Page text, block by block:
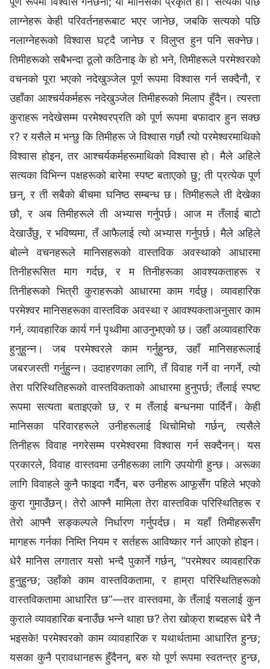
लाग्नेहरू केही परिवर्तनहरूबाट भएर जानेछ, जबकि सत्यको पछि
नलाग्नेहरूको विश्‍वास घट्दै जानेछ र विलुप्त हुन पनि सक्‍नेछ।
तिमीहरूको सबैभन्दा ठूलो कठिनाइ के हो भने, तिमीहरूले परमेश्‍वरको
वचनको पूरा भएको नदेखुञ्जेल पूर्ण रूपमा विश्‍वास गर्न सक्दैनौ, र
उहाँका आश्‍चर्यकर्महरू नदेखुञ्जेल तिमीहरूको मिलाप हुँदैन। त्यस्ता
कुराहरू नदेखेसम्म परमेश्‍वरप्रति को पूर्ण रूपमा बफादार हुन सक्छ
र? र यसैले म भन्छु कि तिमीहरू जे विश्‍वास गर्छौ त्यो परमेश्‍वरमाथिको
विश्‍वास होइन, तर आश्‍चर्यकर्महरूमाथिको विश्‍वास हो। मैले अहिले
सत्यका विभिन्न पक्षहरूको बारेमा स्पष्ट बताएको छु; ती प्रत्येक पूर्ण
छन्, र ती सबैको बीचमा घनिष्ठ सम्बन्ध छ। तिमीहरूले ती देखेका
छौ, र अब तिमीहरूले ती अभ्यास गर्नुपर्छ। आज म तँलाई बाटो
देखाउँछु, र भविष्यमा, तँ आफैलाई त्यो अभ्यास गर्नुपर्छ। मैले अहिले
बोल्ने वचनहरूले मानिसहरूको वास्तविक अवस्थाको आधारमा
तिनीहरूसित माग गर्दछ, र म तिनीहरूका आवश्यकताहरू र
तिनीहरूको भित्री कुराहरूको आधारमा काम गर्दछु। व्यावहारिक
परमेश्‍वर मानिसहरूका वास्तविक अवस्था र आवश्यकताअनुसार काम
गर्न, व्यावहारिक कार्य गर्न पृथ्वीमा आउनुभएको छ। उहाँ अव्यावहारिक
हुनुहुन्न। जब परमेश्‍वरले काम गर्नुहुन्छ, उहाँ मानिसहरूलाई
जबरजस्ती गर्नुहुन्न। उदाहरणका लागि, तँ विवाह गर्ने वा नगर्ने, त्यो
तेरा परिस्थितिहरूको वास्तविकताको आधारमा हुनुपर्छ; तँलाई स्पष्ट
रूपमा सत्यता बताइएको छ, र म तँलाई बन्धनमा पार्दिनँ। केही
मानिसका परिवारहरूले उनीहरूलाई थिचोमिचो गर्छन्, त्यसैले
तिनीहरू विवाह नगरेसम्म परमेश्‍वरमा विश्‍वास गर्न सक्दैनन्। यस
प्रकारले, विवाह वास्तवमा उनीहरूका लागि उपयोगी हुन्छ। अरूका
लागि विवाहले कुनै फाइदा गर्दैन, बरु उनीहरू आफूसँग पहिले भएको
कुरा गुमाउँछन्। तेरो आफ्नै मामिला तेरा वास्तविक परिस्थितिहरू र
तेरो आफ्नै सङ्कल्पले निर्धारण गर्नुपर्दछ। म यहाँ तिमीहरूसँग
मागहरू गर्नका निम्ति नियम र सर्तहरू आविष्कार गर्न आएको होइन।
धेरै मानिस लगातार यसो भन्दै पुकार्ने गर्छन्, “परमेश्‍वर व्यावहारिक
हुनुहुन्छ; उहाँको काम वास्तविकतामा, र हाम्रा परिस्थितिहरूको
वास्तविकतामा आधारित छ”—तर वास्तवमा, के तँलाई यसलाई कुन
कुराले व्यावहारिक बनाउँछ भन्ने थाहा छ? तेरा खोक्रा शब्दहरू धेरै नै
भइसके! परमेश्‍वरको काम व्यावहारिक र यथार्थतामा आधारित हुन्छ;
यसका कुनै प्रावधानहरू हुँदैनन्, बरु यो पूर्ण रूपमा स्वतन्त्र हुन्छ,